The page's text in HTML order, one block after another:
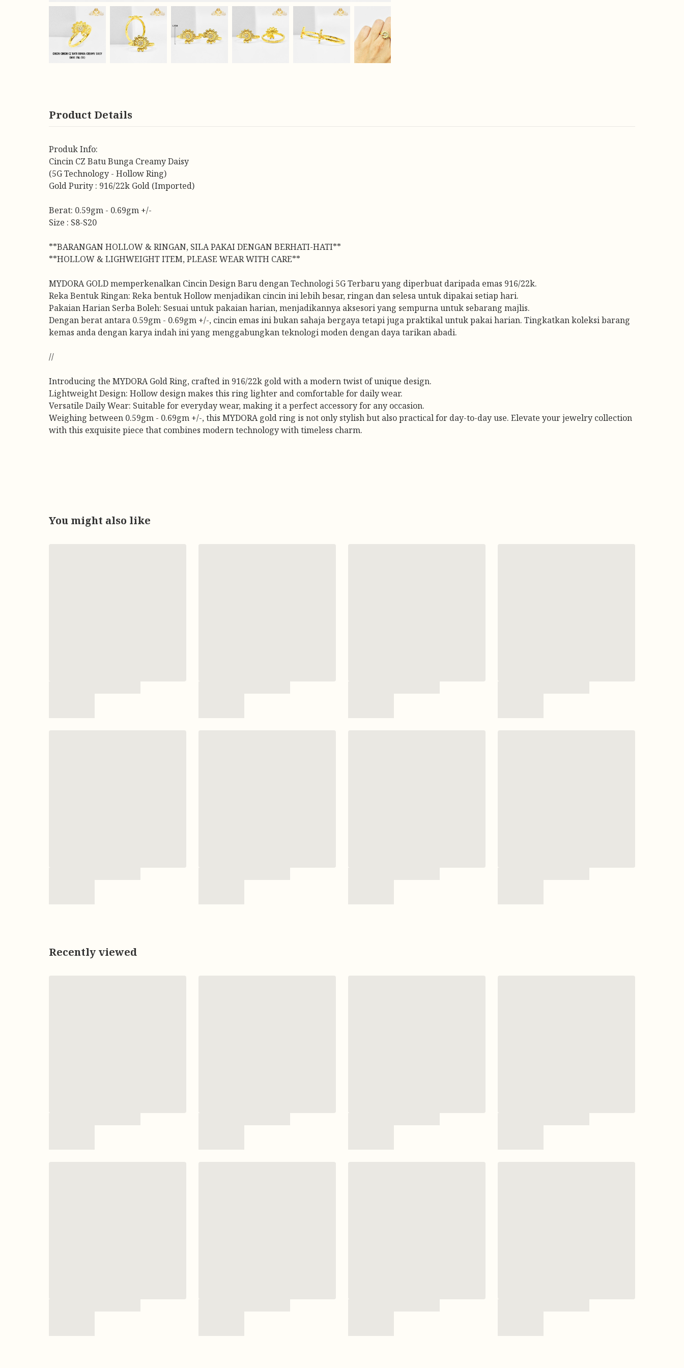
Product Details
Produk Info:
Cincin CZ Batu Bunga Creamy Daisy
(5G Technology - Hollow Ring)
Gold Purity : 916/22k Gold (Imported)
Berat: 0.59gm - 0.69gm +/-
Size : S8-S20
**BARANGAN HOLLOW & RINGAN, SILA PAKAI DENGAN BERHATI-HATI**
**HOLLOW & LIGHWEIGHT ITEM, PLEASE WEAR WITH CARE**
MYDORA GOLD memperkenalkan Cincin Design Baru dengan Technologi 5G Terbaru yang diperbuat daripada emas 916/22k.
Reka Bentuk Ringan: Reka bentuk Hollow menjadikan cincin ini lebih besar, ringan dan selesa untuk dipakai setiap hari.
Pakaian Harian Serba Boleh: Sesuai untuk pakaian harian, menjadikannya aksesori yang sempurna untuk sebarang majlis.
Dengan berat antara 0.59gm - 0.69gm +/-, cincin emas ini bukan sahaja bergaya tetapi juga praktikal untuk pakai harian. Tingkatkan koleksi barang
kemas anda dengan karya indah ini yang menggabungkan teknologi moden dengan daya tarikan abadi.
//
Introducing the MYDORA Gold Ring, crafted in 916/22k gold with a modern twist of unique design.
Lightweight Design: Hollow design makes this ring lighter and comfortable for daily wear.
Versatile Daily Wear: Suitable for everyday wear, making it a perfect accessory for any occasion.
Weighing between 0.59gm - 0.69gm +/-, this MYDORA gold ring is not only stylish but also practical for day-to-day use. Elevate your jewelry collection
with this exquisite piece that combines modern technology with timeless charm.
You might also like
Recently viewed